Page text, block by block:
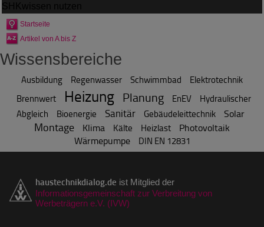
SHKwissen nutzen
Startseite
Artikel von A bis Z
Wissensbereiche
Ausbildung Regenwasser Schwimmbad
Elektrotechnik
Brennwert
Heizung Planung EnEV
Hydraulischer
Abgleich
Bioenergie Sanitär Gebäudeleittechnik Solar
Montage Klima Kälte Heizlast
Photovoltaik
Wärmepumpe
DIN EN 12831
haustechnikdialog.de ist Mitglied der
Informationsgemeinschaft zur Verbreitung von
Werbeträgern e.V. (IVW)